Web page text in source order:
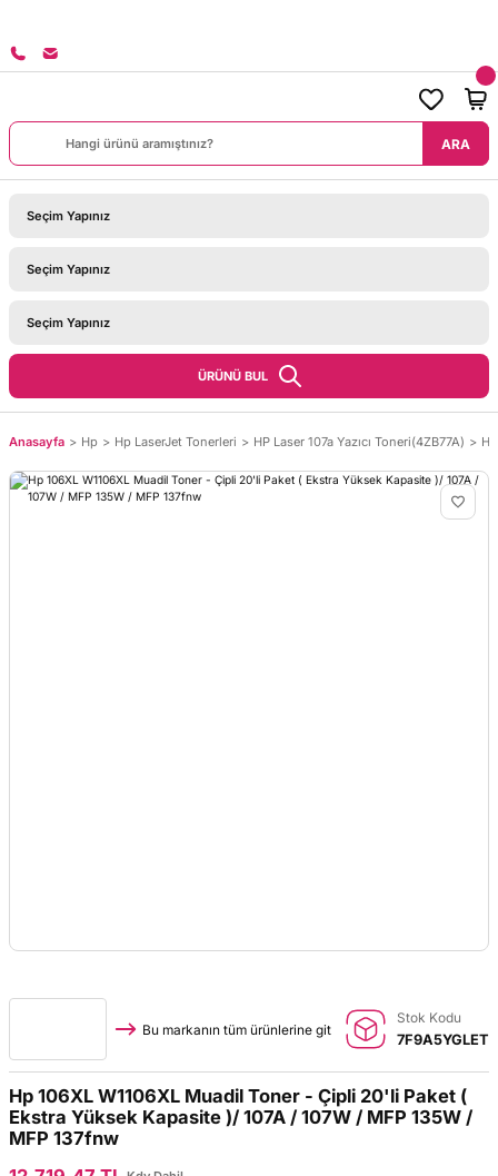
ARA
ÜRÜNÜ BUL
Anasayfa Hp Hp LaserJet Tonerleri HP Laser 107a Yazıcı Toneri(4ZB77A)
Bu markanın tüm ürünlerine git
Stok Kodu
7F9A5YGLET
Hp 106XL W1106XL Muadil Toner - Çipli 20'li Paket (
Ekstra Yüksek Kapasite )/ 107A / 107W / MFP 135W /
MFP 137fnw